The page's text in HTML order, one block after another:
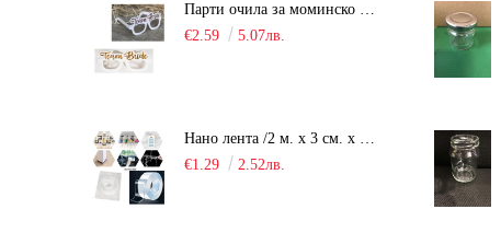
Парти очила за моминско парти "Team Bride" /10 броя/
€2.59
5.07лв.
Нано лента /2 м. х 3 см. х 2 мм./
€1.29
2.52лв.